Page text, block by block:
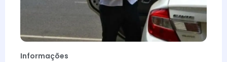
Informações